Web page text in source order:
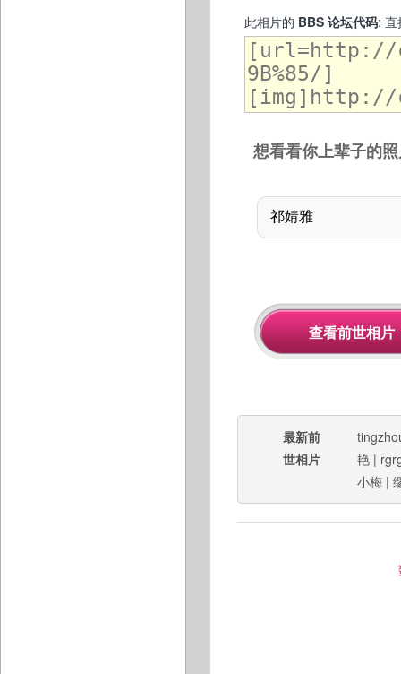
此相片的 BBS 论坛代码: 直
想看看你上辈子的
最新前
世相片
艳 |
小梅 |